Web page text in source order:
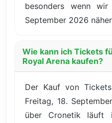
besonders wenn
September 2026
Wie kann ich Tickets
Royal Arena kaufen?
Der Kauf von
Freitag, 18.
über Cronetik läuft